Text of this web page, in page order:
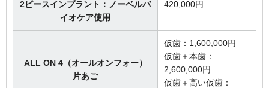
2ピースインプラント：ノーベルバ
イオケア使用
420,000円
ALL ON 4（オールオンフォー）
片あご
仮歯：1,600,000円
仮歯＋本歯：
2,600,000円
仮歯＋高い仮歯：